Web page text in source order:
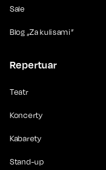
Sale
Blog „Za kulisami”
Repertuar
Teatr
Koncerty
Kabarety
Stand-up